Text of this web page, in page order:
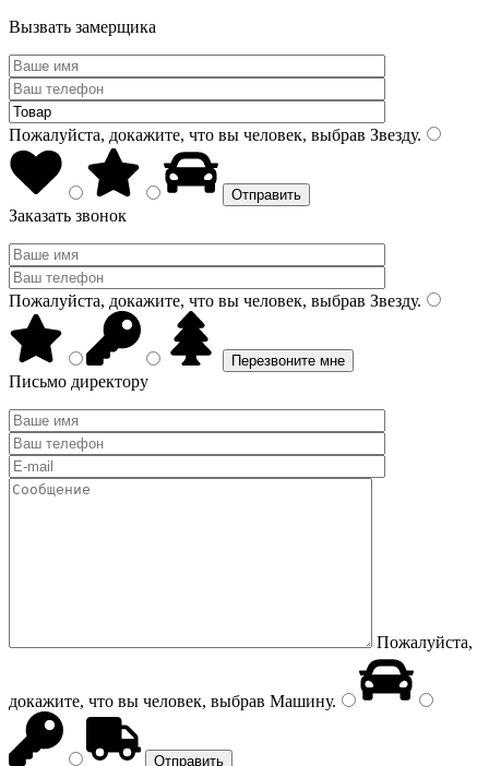
Вызвать замерщика
Пожалуйста, докажите, что вы человек, выбрав Звезду.
Заказать звонок
Пожалуйста, докажите, что вы человек, выбрав Звезду.
Письмо директору
Пожалуйста,
докажите, что вы человек, выбрав Машину.